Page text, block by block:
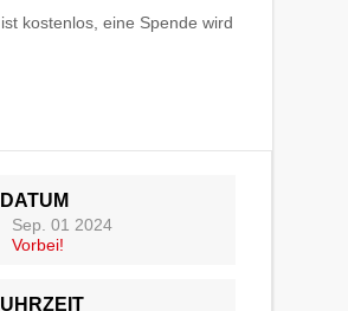
kostenlos, eine Spende wird
DATUM
Sep. 01 2024
Vorbei!
UHRZEIT